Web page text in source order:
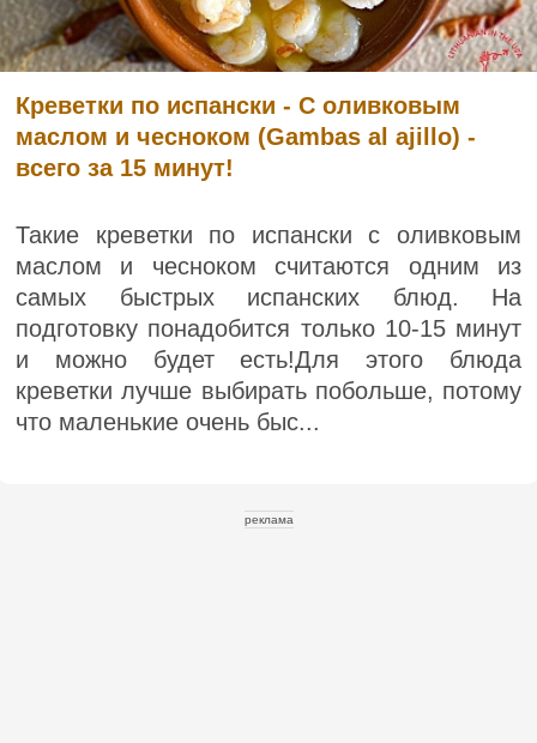
Креветки по испански - С оливковым
маслом и чесноком (Gambas al ajillo) -
всего за 15 минут!
Такие креветки по испански с оливковым
маслом и чесноком считаются одним из
самых быстрых испанских блюд. На
подготовку понадобится только 10-15 минут
и можно будет есть!Для этого блюда
креветки лучше выбирать побольше, потому
что маленькие очень быс...
реклама